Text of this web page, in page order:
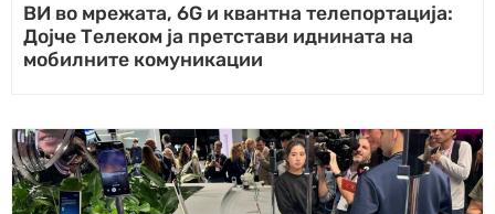
ВИ во мрежата, 6G и квантна телепортација:
Дојче Телеком ја претстави иднината на
мобилните комуникации